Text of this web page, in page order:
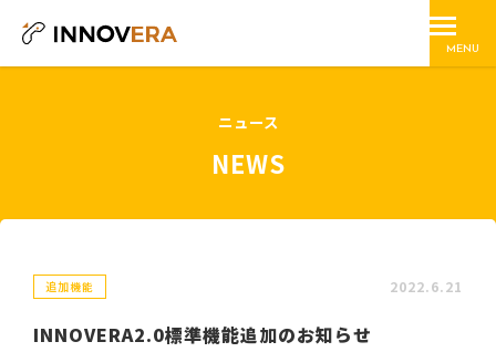
MENU
ニュース
NEWS
追加機能 2022.6.21
INNOVERA2.0標準機能追加のお知らせ